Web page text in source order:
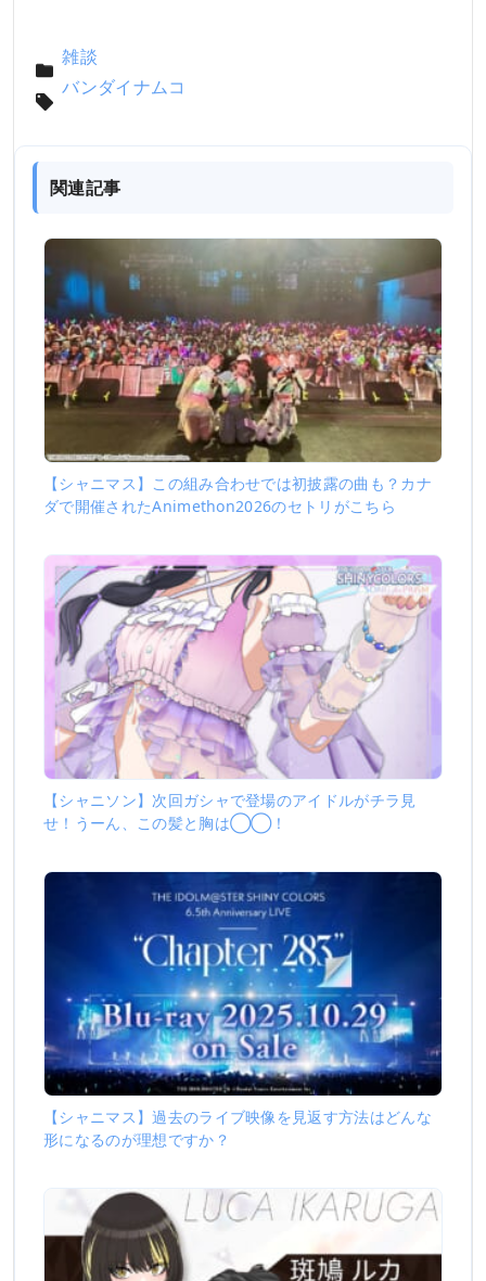
雑談
バンダイナムコ
関連記事
【シャニマス】この組み合わせでは初披露の曲も？カナ
ダで開催されたAnimethon2026のセトリがこちら
【シャニソン】次回ガシャで登場のアイドルがチラ見
せ！うーん、この髪と胸は◯◯！
【シャニマス】過去のライブ映像を見返す方法はどんな
形になるのが理想ですか？